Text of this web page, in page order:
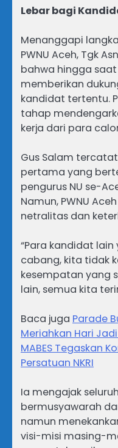
Lebar bagi
Menanggapi
PWNU Aceh, Tgk
bahwa hingga saat
memberikan
kandidat tertentu.
tahap
kerja dari para
Gus Salam
pertama yang
pengurus NU se-
Namun, PWNU
netralitas dan
“Para kandidat
cabang, kita tidak
kesempatan yang
lain, semua kita
Baca juga Parade
Meriahkan Hari
MABES Tegaskan
Persatuan NKRI
Ia mengajak
bermusyawarah
namun
visi-misi masing-